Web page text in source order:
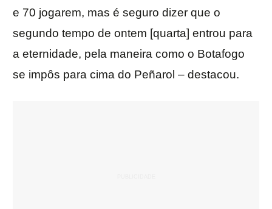
e 70 jogarem, mas é seguro dizer que o
segundo tempo de ontem [quarta] entrou para
a eternidade, pela maneira como o Botafogo
se impôs para cima do Peñarol – destacou.